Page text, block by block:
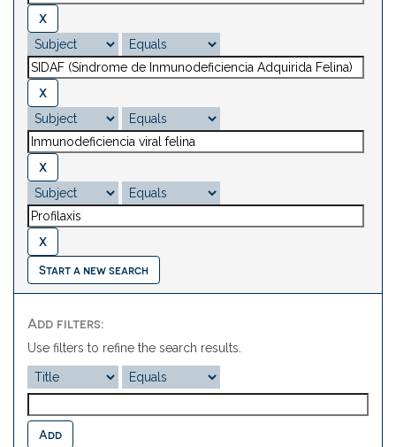
Start a new search
Add filters:
Use filters to refine the search results.